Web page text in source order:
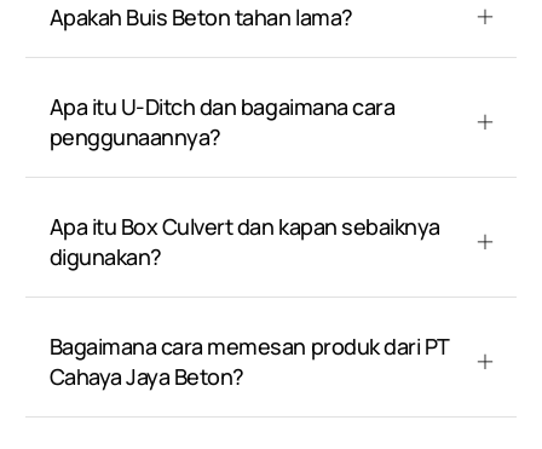
Apakah Buis Beton tahan lama?
Apa itu U-Ditch dan bagaimana cara
penggunaannya?
Apa itu Box Culvert dan kapan sebaiknya
digunakan?
Bagaimana cara memesan produk dari PT
Cahaya Jaya Beton?